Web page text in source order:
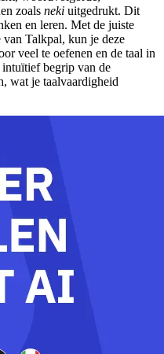
zoals neki uitgedrukt. Dit
en leren. Met de juiste
van Talkpal, kun je deze
veel te oefenen en de taal in
begrip van de
wat je taalvaardigheid